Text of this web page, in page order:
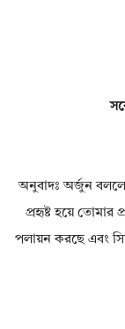
অনুবাদঃ অর্জুন
প্রহৃষ্ট হয়ে তোমার
পলায়ন করছে এবং